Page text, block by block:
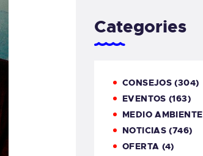
Categories
CONSEJOS (304)
EVENTOS (163)
MEDIO AMBIENTE
NOTICIAS (746)
OFERTA (4)